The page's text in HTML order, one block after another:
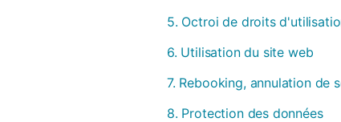
5. Octroi de droits
6. Utilisation du site web
7. Rebooking, annulation de
8. Protection des données